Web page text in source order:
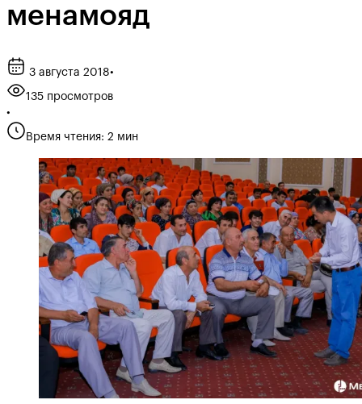
менамояд
3 августа 2018•
135 просмотров
•
Время чтения: 2 мин